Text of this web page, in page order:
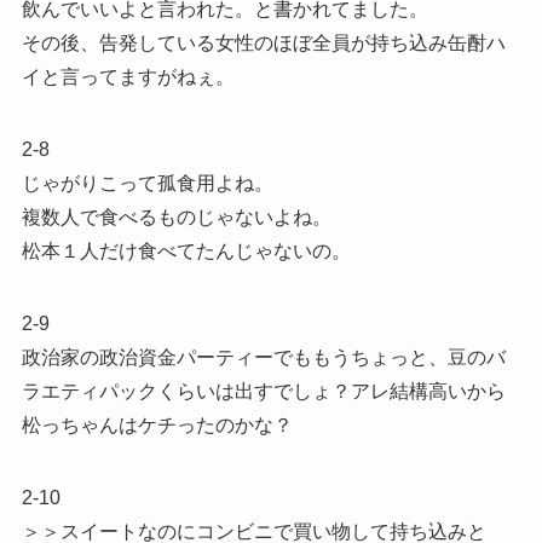
飲んでいいよと言われた。と書かれてました。
その後、告発している女性のほぼ全員が持ち込み缶酎ハ
イと言ってますがねぇ。
2-8
じゃがりこって孤食用よね。
複数人で食べるものじゃないよね。
松本１人だけ食べてたんじゃないの。
2-9
政治家の政治資金パーティーでももうちょっと、豆のバ
ラエティパックくらいは出すでしょ？アレ結構高いから
松っちゃんはケチったのかな？
2-10
＞＞スイートなのにコンビニで買い物して持ち込みと